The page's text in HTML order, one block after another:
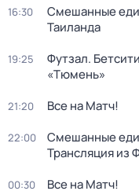
16:30
Смешанные
Таиланда
19:25
Футзал.
«Тюмень»
21:20 Все на Матч!
22:00
Смешанные
Трансляция из
00:30 Все на Матч!